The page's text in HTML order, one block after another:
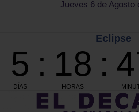
Jueves 6 de Agosto